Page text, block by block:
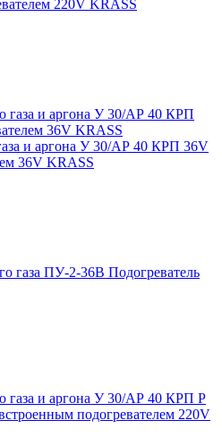
220V KRASS
и аргона У 30/АР 40 КРП 36V
36V KRASS
Подогреватель